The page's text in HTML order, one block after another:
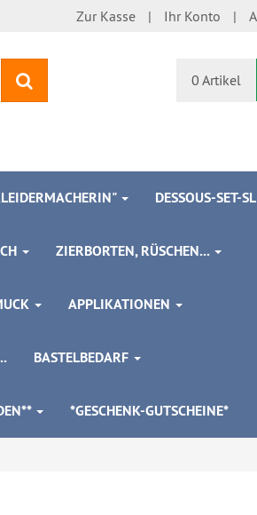
Zur Kasse Ihr Konto
0 Artikel
DESSOUS-SET-
ZIERBORTEN, RÜSCHEN...
APPLIKATIONEN
BASTELBEDARF
*GESCHENK-GUTSCHEINE*